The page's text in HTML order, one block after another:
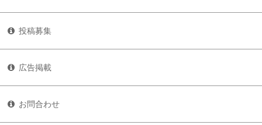
投稿募集
広告掲載
お問合わせ